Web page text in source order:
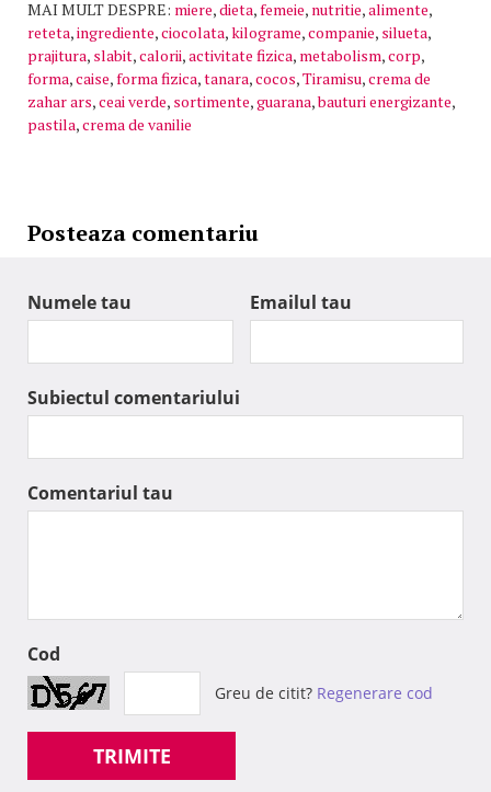
MAI MULT DESPRE: miere,dieta,femeie, nutritie,alimente,
reteta,ingrediente,ciocolata,kilograme,companie, silueta,
prajitura, slabit,calorii,activitate fizica, metabolism,corp,
forma,caise,forma fizica,tanara,cocos,Tiramisu,crema de
zahar ars,ceai verde, sortimente,guarana,bauturi energizante,
pastila,crema de vanilie
Posteaza comentariu
Numele tau Emailul tau
Subiectul comentariului
Comentariul tau
Cod
Greu de citit? Regenerare cod
TRIMITE